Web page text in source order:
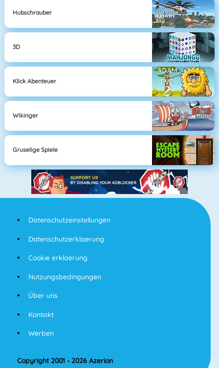
Hubschrauber
3D
Klick Abenteuer
Wikinger
Gruselige Spiele
Datenschutzeinstellungen
Datenschutzerklaerung
Cookie erklaerung
Nutzungsbedingungen
Über uns
Kontakt
Werben
Copyright 2001 - 2026 Azerion